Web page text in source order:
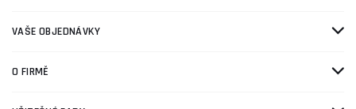
VAŠE OBJEDNÁVKY
O FIRMĚ